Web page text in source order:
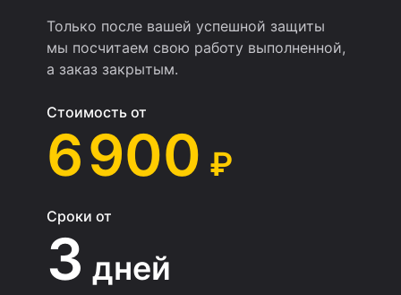
Только после вашей успешной защиты
мы посчитаем свою работу выполненной,
а заказ закрытым.
Стоимость от
6 900 ₽
Сроки от
3 дней